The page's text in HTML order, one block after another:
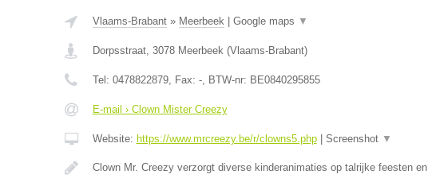
Vlaams-Brabant» Meerbeek| Google maps ▼
Dorpsstraat, 3078 Meerbeek(Vlaams-Brabant)
Tel: 0478822879, Fax: -, BTW-nr: BE0840295855
E-mail › Clown Mister Creezy
Website: https://www.mrcreezy.be/r/clowns5.php| Screenshot ▼
Clown Mr. Creezy verzorgt diverse kinderanimaties op talrijke feesten en